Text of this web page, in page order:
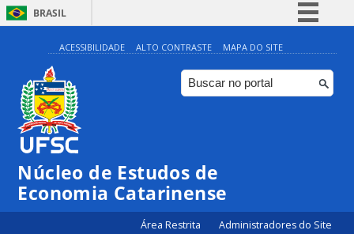
BRASIL
Simplifique!
Comunica BR
Participe
ACESSIBILIDADE ALTO CONTRASTE MAPA DO SITE
Núcleo de Estudos de
Economia Catarinense
Área Restrita Administradores do Site